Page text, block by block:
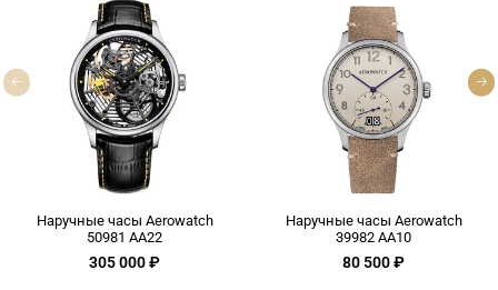
Наручные часы Aerowatch
50981 AA22
305 000 ₽
Наручные часы Aerowatch
39982 AA10
80 500 ₽